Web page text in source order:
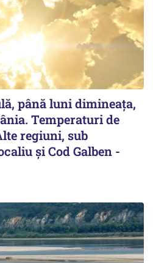
până luni dimineaţa,
Temperaturi de
regiuni, sub
și Cod Galben -